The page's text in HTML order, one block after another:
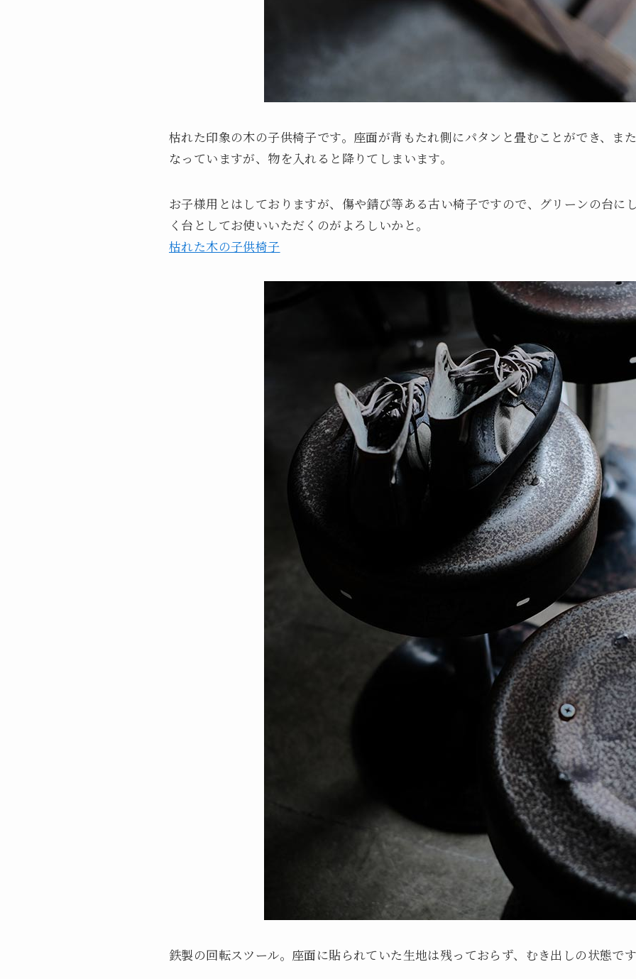
枯れた印象の木の子供椅子です。座面が背もたれ側にパタンと畳むことができ、ま
なっていますが、物を入れると降りてしまいます。
お子様用とはしておりますが、傷や錆び等ある古い椅子ですので、グリーンの台に
く台としてお使いいただくのがよろしいかと。
枯れた木の子供椅子
鉄製の回転スツール。座面に貼られていた生地は残っておらず、むき出しの状態で